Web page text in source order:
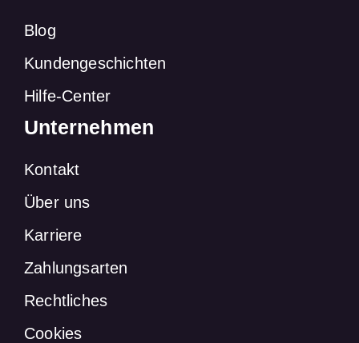
Blog
Kundengeschichten
Hilfe-Center
Unternehmen
Kontakt
Über uns
Karriere
Zahlungsarten
Rechtliches
Cookies